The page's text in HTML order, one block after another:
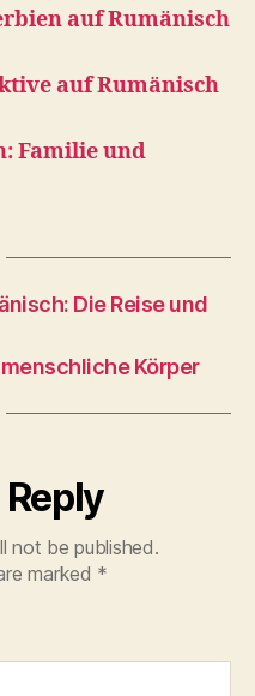
auf Rumänisch
auf Rumänisch
Familie und
Die Reise und
Körper
Reply
not be published.
marked *